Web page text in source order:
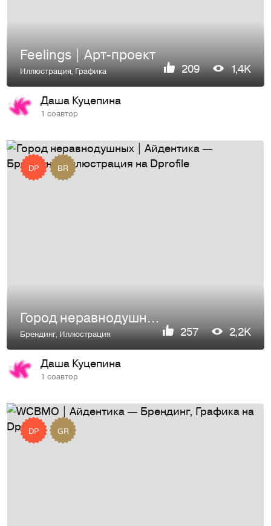
Feelings | Арт-проект
Иллюстрация,Графика 209 1,4K
Даша Куцепина
1 соавтор
DP BR
Город неравнодушных | Айдентика
Брендинг,Иллюстрация 257 2,2K
Даша Куцепина
1 соавтор
DP GR